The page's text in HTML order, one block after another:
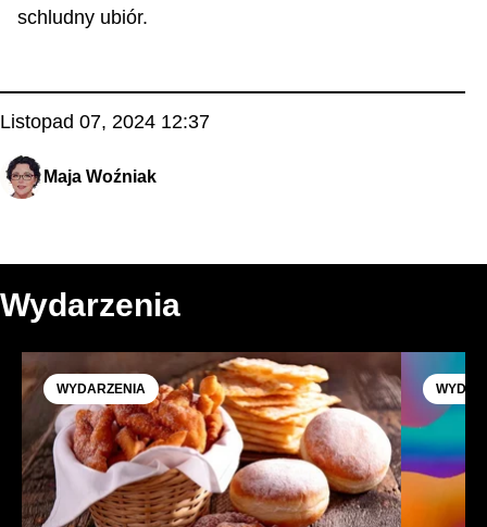
schludny ubiór.
Listopad 07, 2024 12:37
Maja Woźniak
Wydarzenia
WYDARZENIA